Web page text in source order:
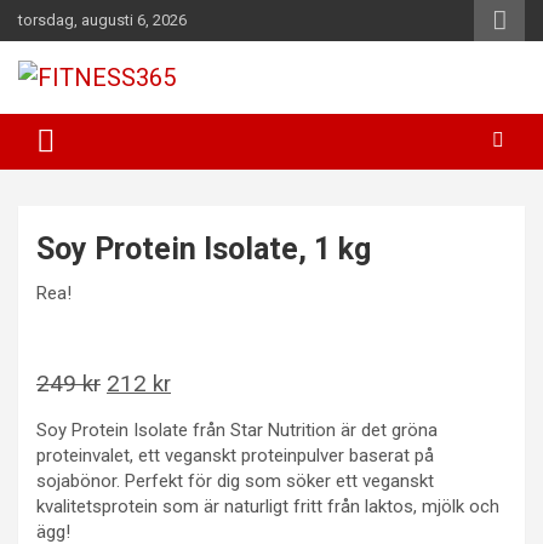
Hoppa
till
innehåll
torsdag, augusti 6, 2026
FITNESS365
Soy Protein Isolate, 1 kg
Rea!
249kr Det
priset
var:
249 kr.
212 krDet
priset
är:
212 kr.
Soy Protein Isolate från Star Nutrition är det gröna
proteinvalet, ett veganskt proteinpulver baserat på
sojabönor. Perfekt för dig som söker ett veganskt
kvalitetsprotein som är naturligt fritt från laktos, mjölk och
ägg!